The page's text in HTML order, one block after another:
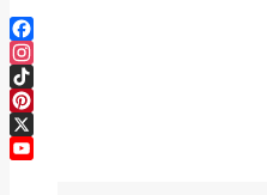
Facebook
Instagram
TikTok
Pinterest
X